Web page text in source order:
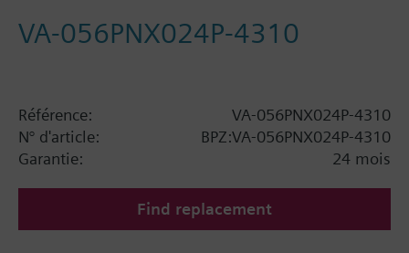
VA-056PNX024P-4310
Référence:
VA-056PNX024P-4310
N° d'article:
BPZ:VA-056PNX024P-4310
Garantie:
24 mois
Find replacement